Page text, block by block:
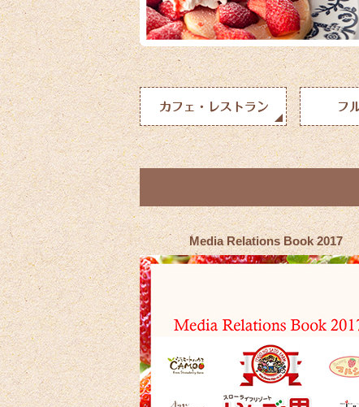
Media Relations Book 2017